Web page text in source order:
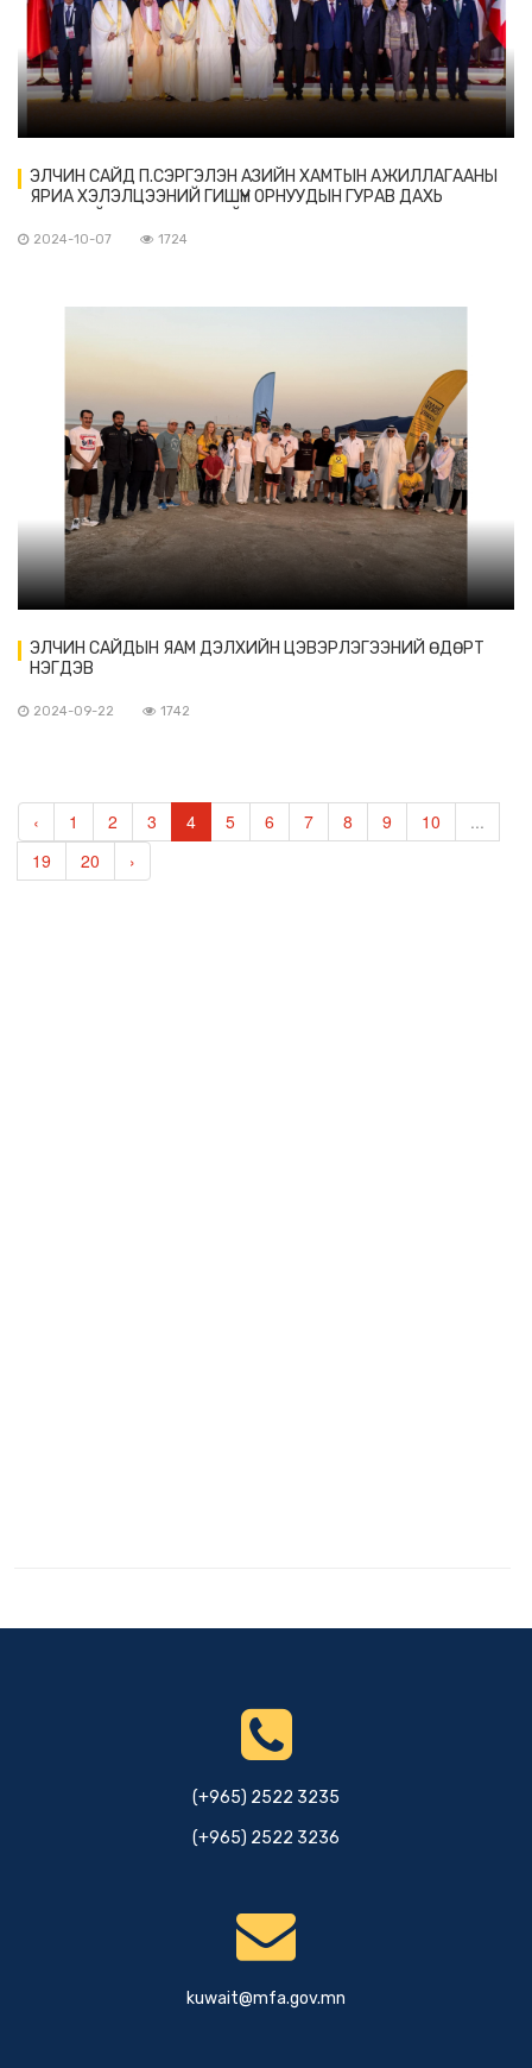
ЭЛЧИН САЙД П.СЭРГЭЛЭН АЗИЙН ХАМТЫН АЖИЛЛАГААНЫ
ЯРИА ХЭЛЭЛЦЭЭНИЙ ГИШҮҮН ОРНУУДЫН ГУРАВ ДАХЬ
2024-10-07 1724
ЭЛЧИН САЙДЫН ЯАМ ДЭЛХИЙН ЦЭВЭРЛЭГЭЭНИЙ ӨДӨРТ
НЭГДЭВ
2024-09-22 1742
‹ 1 2 3 4 5 6 7 8 9 10
...
19
20 ›
(+965) 2522 3235
(+965) 2522 3236
kuwait@mfa.gov.mn